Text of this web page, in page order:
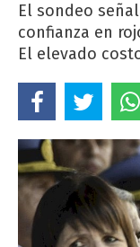
El sondeo
confianza en
El elevado